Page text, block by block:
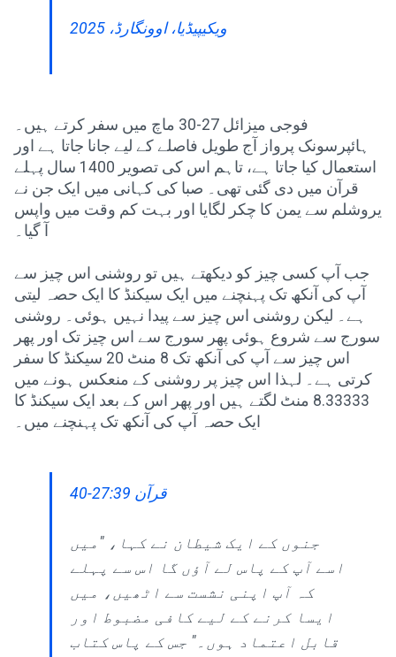
ویکیپیڈیا، اوونگارڈ، 2025
فوجی میزائل 27-30 ماچ میں سفر کرتے ہیں۔
ہائپرسونک پرواز آج طویل فاصلے کے لیے جانا جاتا ہے اور
استعمال کیا جاتا ہے، تاہم اس کی تصویر 1400 سال پہلے
قرآن میں دی گئی تھی۔ صبا کی کہانی میں ایک جن نے
یروشلم سے یمن کا چکر لگایا اور بہت کم وقت میں واپس
آ گیا۔
جب آپ کسی چیز کو دیکھتے ہیں تو روشنی اس چیز سے
آپ کی آنکھ تک پہنچنے میں ایک سیکنڈ کا ایک حصہ لیتی
ہے۔ لیکن روشنی اس چیز سے پیدا نہیں ہوئی۔ روشنی
سورج سے شروع ہوئی پھر سورج سے اس چیز تک اور پھر
اس چیز سے آپ کی آنکھ تک 8 منٹ 20 سیکنڈ کا سفر
کرتی ہے۔ لہذا اس چیز پر روشنی کے منعکس ہونے میں
8.33333 منٹ لگتے ہیں اور پھر اس کے بعد ایک سیکنڈ کا
ایک حصہ آپ کی آنکھ تک پہنچنے میں۔
قرآن 27:39-40
جنوں کے ایک شیطان نے کہا، "میں
اسے آپ کے پاس لے آؤں گا اس سے پہلے
کہ آپ اپنی نشست سے اٹھیں، میں
ایسا کرنے کے لیے کافی مضبوط اور
قابل اعتماد ہوں۔" جس کے پاس کتاب